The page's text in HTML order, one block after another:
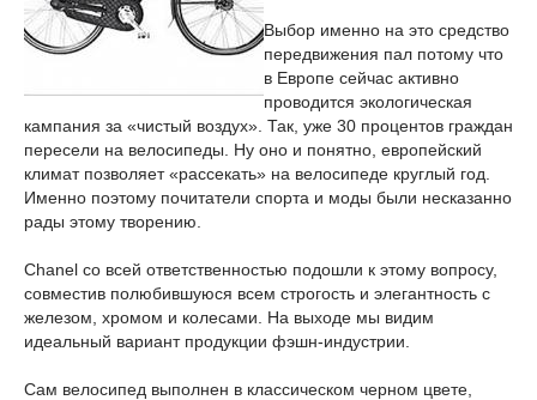
Выбор именно на это средство
передвижения пал потому что
в Европе сейчас активно
проводится экологическая
кампания за «чистый воздух». Так, уже 30 процентов граждан
пересели на велосипеды. Ну оно и понятно, европейский
климат позволяет «рассекать» на велосипеде круглый год.
Именно поэтому почитатели спорта и моды были несказанно
рады этому творению.
Chanel со всей ответственностью подошли к этому вопросу,
совместив полюбившуюся всем строгость и элегантность с
железом, хромом и колесами. На выходе мы видим
идеальный вариант продукции фэшн-индустрии.
Сам велосипед выполнен в классическом черном цвете,